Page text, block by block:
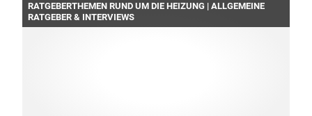
RATGEBERTHEMEN RUND UM DIE HEIZUNG | ALLGEMEINE
RATGEBER & INTERVIEWS